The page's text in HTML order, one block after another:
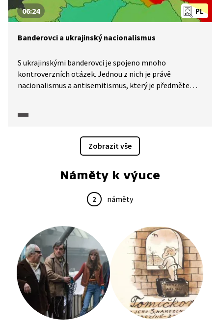
PL
06:24
Banderovci a ukrajinský nacionalismus
S ukrajinskými banderovci je spojeno mnoho
kontroverzních otázek. Jednou z nich je právě
nacionalismus a antisemitismus, který je předmětem
na útok ze strany banderovců.
Zobrazit vše
Náměty k výuce
2 náměty